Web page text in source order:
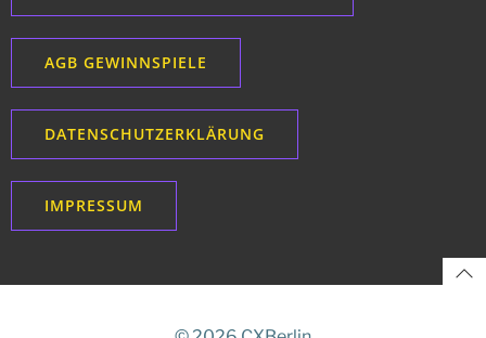
AGB GEWINNSPIELE
DATENSCHUTZERKLÄRUNG
IMPRESSUM